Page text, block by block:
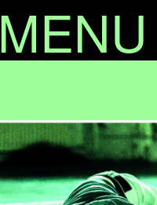
MENU